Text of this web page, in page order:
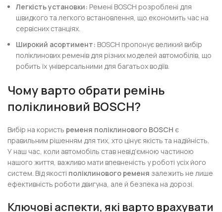
Легкість установки: Ремені BOSCH розроблені для
швидкого та легкого встановлення, що економить час на
сервісних станціях.
Широкий асортимент: BOSCH пропонує великий вибір
поліклинових ременів для різних моделей автомобілів, що
робить їх універсальними для багатьох водіїв.
Чому варто обрати ремінь
поліклиновий BOSCH?
Вибір на користь ременя поліклинового BOSCH є
правильним рішенням для тих, хто цінує якість та надійність.
У наш час, коли автомобіль став невід’ємною частиною
нашого життя, важливо мати впевненість у роботі усіх його
систем. Від якості поліклинового ременя залежить не лише
ефективність роботи двигуна, але й безпека на дорозі.
Ключові аспекти, які варто врахувати